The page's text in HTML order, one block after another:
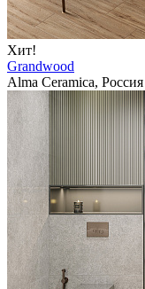
Хит!
Grandwood
Alma Ceramica, Россия